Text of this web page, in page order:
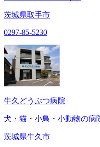
茨城県取手市
0297-85-5230
牛久どうぶつ病院
犬・猫・小鳥・小動物の
茨城県牛久市